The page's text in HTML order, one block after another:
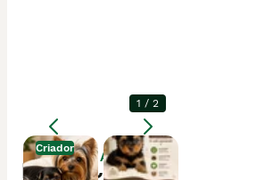
Criador
Agrandar
1 / 2
Descripción